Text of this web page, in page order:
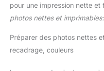
pour une impression nette et
photos nettes et
Préparer des photos nettes
recadrage, couleurs